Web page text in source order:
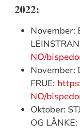
2022:
November:
NO/
November:
FRUE:
NO/
Oktober:
OG LÅNKE: